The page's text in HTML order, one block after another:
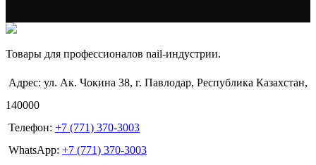
Товары для профессионалов nail-индустрии.
Адрес: ул. Ак. Чокина 38, г. Павлодар, Республика Казахстан,
140000
Телефон: +7 (771) 370-3003
WhatsApp: +7 (771) 370-3003